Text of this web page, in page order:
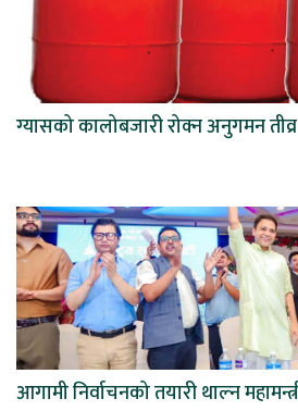
ग्यासको कालोबजारी रोक्न अनुगमन तीव्र
आगामी निर्वाचनको तयारी थाल्न